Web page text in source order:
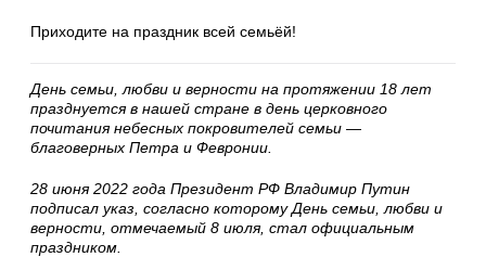
Приходите на праздник всей семьёй!
День семьи, любви и верности на протяжении 18 лет
празднуется в нашей стране в день церковного
почитания небесных покровителей семьи —
благоверных Петра и Февронии.
28 июня 2022 года Президент РФ Владимир Путин
подписал указ, согласно которому День семьи, любви и
верности, отмечаемый 8 июля, стал официальным
праздником.